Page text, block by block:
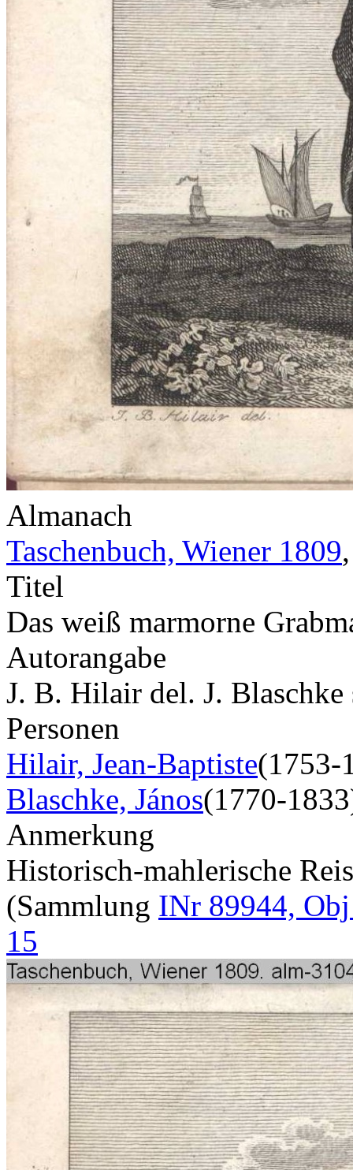
Almanach
Taschenbuch, Wiener 1809
Titel
Das weiß marmorne
Autorangabe
J. B. Hilair del. J. Blaschke
Personen
Hilair, Jean-Baptiste(1753-
Blaschke, János(1770-
Anmerkung
Historisch-mahlerische
(Sammlung INr 89944,
15